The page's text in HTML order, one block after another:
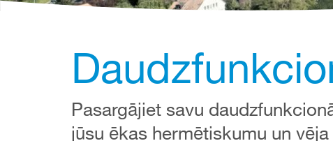
Pasargājiet savu
jūsu ēkas hermētiskumu un